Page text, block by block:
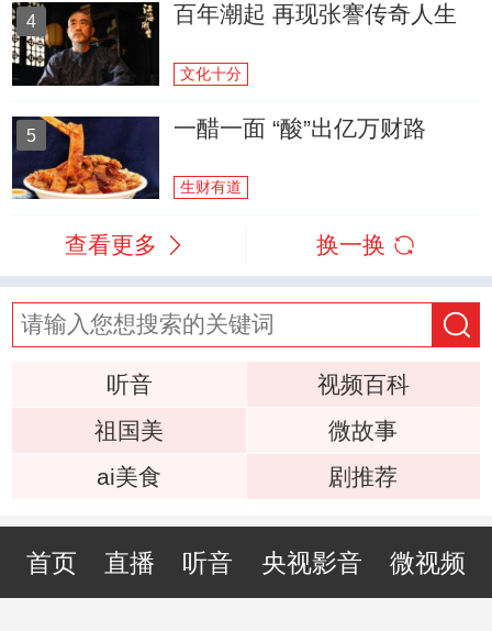
4 百年潮起 再现张謇传奇人生
文化十分
5 一醋一面 “酸”出亿万财路
生财有道
查看更多 换一换
听音
视频百科
祖国美
微故事
ai美食
剧推荐
首页 直播 听音 央视影音 微视频